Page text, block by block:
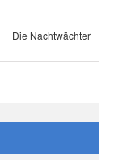
Die Nachtwächter